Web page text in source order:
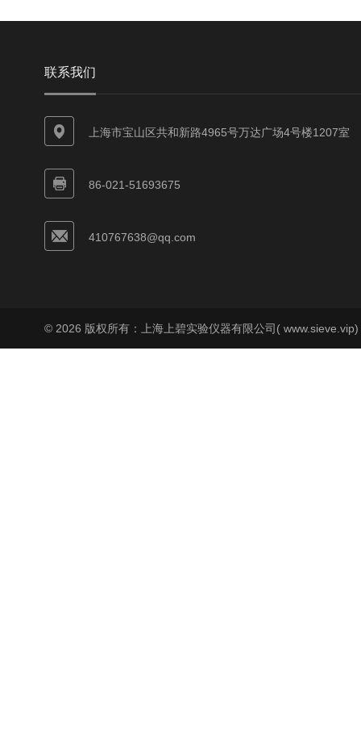
联系我们
上海市宝山区共和新路4965号万达广场4号楼1207室
86-021-51693675
410767638@qq.com
© 2026 版权所有：上海上碧实验仪器有限公司(